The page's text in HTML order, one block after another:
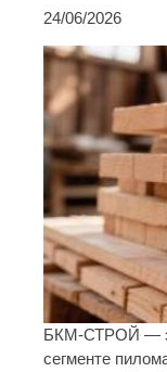
24/06/2026
БКМ-СТРОЙ —
сегменте